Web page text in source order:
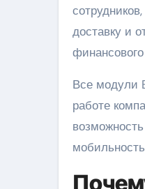
доставку и
Все модули
работе